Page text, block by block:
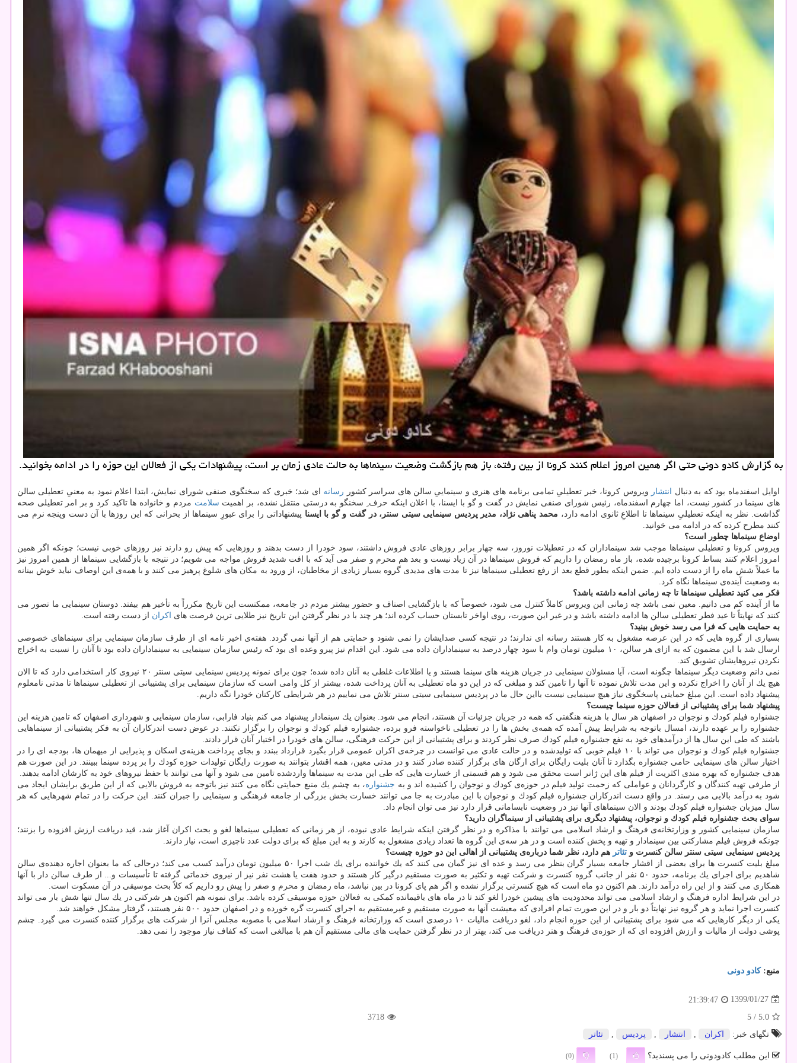
به گزارش كادو دونی حتی اگر همین امروز اعلام كنند كرونا از بین رفته، باز هم بازگشت وضعیت سینماها به حالت عادی زمان بر است، پیشنهادات یكی از فعالان این حوزه را در ادامه بخوانید.
اوایل اسفندماه بود كه به دنبال انتشار ویروس كرونا، خبر تعطیلیِ تمامی برنامه های هنری و سینماییِ سالن های سراسر كشور رسانه ای شد؛ خبری كه سخنگوی صنفی شورای نمایش، ابتدا اعلام نمود به معنیِ تعطیلی سالن
های سینما در كشور نیست، اما چهارم اسفندماه، رئیس شورای صنفی نمایش در گفت و گو با ایسنا، با اعلان اینكه حرف ِ سخنگو به درستی منتقل نشده، بر اهمیت سلامت مردم و خانواده ها تاكید كرد و بر امر تعطیلی صحه
گذاشت. نظر به اینكه تعطیلیِ سینماها تا اطلاعِ ثانوی ادامه دارد، محمد پناهی نژاد، مدیر پردیس سینمایی سیتی سنتر، در گفت و گو با ایسنا پیشنهاداتی را برای عبورِ سینماها از بحرانی كه این روزها با آن دست وپنجه نرم می
كنند مطرح كرده كه در ادامه می خوانید.
اوضاع سینماها چطور است؟
ویروس كرونا و تعطیلی سینماها موجب شد سینماداران كه در تعطیلات نوروز، سه چهار برابر روزهای عادی فروش داشتند، سود خودرا از دست بدهند و روزهایی كه پیش رو دارند نیز روزهای خوبی نیست؛ چونكه اگر همین
امروز اعلام كنند بساط كرونا برچیده شده، باز ماه رمضان را داریم كه فروش سینماها در آن زیاد نیست و بعد هم محرم و صفر می آید كه با افت شدید فروش مواجه می شویم؛ در نتیجه با بازگشایی سینماها از همین امروز نیز
ما عملاً شش ماه را از دست داده ایم. ضمن اینكه بطور قطع بعد از رفع تعطیلی سینماها نیز تا مدت های مدیدی گروه بسیار زیادی از مخاطبان، از ورود به مكان های شلوغ پرهیز می كنند و با همه‌ی این اوصاف نباید خوش بینانه
به وضعیت آینده‌ی سینماها نگاه كرد.
فكر می كنید تعطیلی سینماها تا چه زمانی ادامه داشته باشد؟
ما از آینده كم می دانیم. معین نمی باشد چه زمانی این ویروس كاملاً كنترل می شود، خصوصاً كه با بازگشایی اصناف و حضور بیشتر مردم در جامعه، ممكنست این تاریخ مكرراً به تأخیر هم بیفتد. دوستان سینمایی ما تصور می
كنند كه نهایتاً تا عید فطر تعطیلی سالن ها ادامه داشته باشد و در غیر این صورت، روی اواخر تابستان حساب كرده اند؛ هر چند با در نظر گرفتن این تاریخ نیز طلایی ترین فرصت های اكران از دست رفته است.
به حمایت هایی كه فرا می رسد خوش بینید؟
بسیاری از گروه هایی كه در این عرصه مشغول به كار هستند رسانه ای ندارند؛ در نتیجه كسی صدایشان را نمی شنود و حمایتی هم از آنها نمی گردد. هفته‌ی اخیر نامه ای از طرف سازمان سینمایی برای سینماهای خصوصی
ارسال شد با این مضمون كه به ازای هر سالن، ۱۰ میلیون تومان وام با سود چهار درصد به سینماداران داده می شود. این اقدام نیز پیرو وعده ای بود كه رئیس سازمان سینمایی به سینماداران داده بود تا آنان را نسبت به اخراج
نكردن نیروهایشان تشویق كند.
نمی دانم وضعیت دیگر سینماها چگونه است، آیا مسئولان سینمایی در جریان هزینه های سینما هستند و یا اطلاعات غلطی به آنان داده شده؛ چون برای نمونه پردیس سینمایی سیتی سنتر ۲۰ نیروی كار استخدامی دارد كه تا الان
هیچ یك از آنان را اخراج نكرده و این مدت تلاش نموده تا آنها را تامین كند و مبلغی كه در این دو ماه تعطیلی به آنان پرداخت شده، بیشتر از كل وامی است كه سازمان سینمایی برای پشتیبانی از تعطیلی سینماها تا مدتی نامعلوم
پیشنهاد داده است. این مبلغ حمایتی پاسخگوی نیاز هیچ سینمایی نیست بااین حال ما در پردیس سینمایی سیتی سنتر تلاش می نماییم در هر شرایطی كاركنان خودرا نگه داریم.
پیشنهاد شما برای پشتیبانی از فعالان حوزه سینما چیست؟
جشنواره فیلم كودك و نوجوان در اصفهان هر سال با هزینه هنگفتی كه همه در جریان جزئیات آن هستند، انجام می شود. بعنوان یك سینمادار پیشنهاد می كنم بنیاد فارابی، سازمان سینمایی و شهرداری اصفهان كه تامین هزینه این
جشنواره را بر عهده دارند، امسال باتوجه به شرایط پیش آمده كه همه‌ی بخش ها را در تعطیلی ناخواسته فرو برده، جشنواره فیلم كودك و نوجوان را برگزار نكنند. در عوض دست اندركاران آن به فكر پشتیبانی از سینماهایی
باشند كه طی این سال ها از درآمدهای خود به نفع جشنواره فیلم كودك صرف نظر كردند و برای پشتیبانی از این حركت فرهنگی، سالن های خودرا در اختیار آنان قرار دادند.
جشنواره فیلم كودك و نوجوان می تواند با ۱۰ فیلم خوبی كه تولیدشده و در حالت عادی می توانست در چرخه‌ی اكران عمومی قرار بگیرد قرارداد ببندد و بجای پرداخت هزینه‌ی اسكان و پذیرایی از میهمان ها، بودجه ای را در
اختیار سالن های سینمایی حامی جشنواره بگذارد تا آنان بلیت رایگان برای ارگان های برگزار كننده صادر كنند و در مدتی معین، همه اقشار بتوانند به صورت رایگان تولیدات حوزه كودك را بر پرده سینما ببینند. در این صورت هم
هدف جشنواره كه بهره مندی اكثریت از فیلم های این ژانر است محقق می شود و هم قسمتی از خسارت هایی كه طی این مدت به سینماها واردشده تامین می شود و آنها می توانند با حفظ نیروهای خود به كارشان ادامه بدهند.
از طرفی تهیه كنندگان و كارگردانان و عواملی كه زحمت تولید فیلم در حوزه‌ی كودك و نوجوان را كشیده اند و به جشنواره، به چشم یك منبع حمایتی نگاه می كنند نیز باتوجه به فروش بالایی كه از این طریق برایشان ایجاد می
شود به درآمد بالایی می رسند. در واقع دست اندركاران جشنواره فیلم كودك و نوجوان با این مبادرت به جا می توانند خسارت بخش بزرگی از جامعه فرهنگی و سینمایی را جبران كنند. این حركت را در تمام شهرهایی كه هر
سال میزبان جشنواره فیلم كودك بودند و الان سینماهای آنها نیز در وضعیت نابسامانی قرار دارد نیز می توان انجام داد.
سوای بحث جشنواره فیلم كودك و نوجوان، پیشنهاد دیگری برای پشتیبانی از سینماگران دارید؟
سازمان سینمایی كشور و وزارتخانه‌ی فرهنگ و ارشاد اسلامی می توانند با مذاكره و در نظر گرفتن اینكه شرایط عادی نبوده، از هر زمانی كه تعطیلی سینماها لغو و بحث اكران آغاز شد، قید دریافت ارزش افزوده را بزنند؛
چونكه فروش فیلم مشاركتی بین سینمادار و تهیه و پخش كننده است و در هر سه‌ی این گروه ها تعداد زیادی مشغول به كارند و به این مبلغ كه برای دولت عدد ناچیزی است، نیاز دارند.
پردیس سینمایی سیتی سنتر سالن كنسرت و تئاتر هم دارد، نظر شما درباره‌ی پشتیبانی از اهالی این دو حوزه چیست؟
مبلغ بلیت كنسرت ها برای بعضی از اقشار جامعه بسیار گران بنظر می رسد و عده ای نیز گمان می كنند كه یك خواننده برای یك شب اجرا ۵۰ میلیون تومان درآمد كسب می كند؛ درحالی كه ما بعنوان اجاره دهنده‌ی سالن
شاهدیم برای اجرای یك برنامه، حدود ۵۰ نفر از جانب گروه كنسرت و شركت تهیه و تكثیر به صورت مستقیم درگیر كار هستند و حدود هفت یا هشت نفر نیز از نیروی خدماتی گرفته تا تأسیسات و... از طرف سالن دار با آنها
همكاری می كنند و از این راه درآمد دارند. هم اكنون دو ماه است كه هیچ كنسرتی برگزار نشده و اگر هم پای كرونا در بین نباشد، ماه رمضان و محرم و صفر را پیش رو داریم كه كلاً بحث موسیقی در آن مسكوت است.
در این شرایط اداره فرهنگ و ارشاد اسلامی می تواند محدودیت های پیشین خودرا لغو كند تا در ماه های باقیمانده كمكی به فعالان حوزه موسیقی كرده باشد. برای نمونه هم اكنون هر شركتی در یك سال تنها شش بار می تواند
كنسرت اجرا نماید و هر گروه نیز نهایتاً دو بار و در این صورت تمام افرادی كه معیشت آنها به صورت مستقیم و غیرمستقیم به اجرای كنسرت گره خورده و در اصفهان حدود ۵۰۰ نفر هستند، گرفتار مشكل خواهند شد.
یكی از دیگر كارهایی كه می شود برای پشتیبانی از این حوزه انجام داد، لغو دریافت مالیات ۱۰ درصدی است كه وزارتخانه فرهنگ و ارشاد اسلامی با مصوبه مجلس آنرا از شركت های برگزار كننده كنسرت می گیرد. چشم
پوشی دولت از مالیات و ارزش افزوده ای كه از حوزه‌ی فرهنگ و هنر دریافت می كند، بهتر از در نظر گرفتن حمایت های مالی مستقیم آن هم با مبالغی است كه كفاف نیاز موجود را نمی دهد.
منبع:كادو دونی
1399/01/27
21:39:47
5.0
/ 5
3718
تگهای خبر:
اكران انتشار پردیس تئاتر
این مطلب کادودونی را می پسندید؟ (1)
(0)